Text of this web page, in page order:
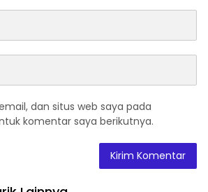
dan situs web saya pada
komentar saya berikutnya.